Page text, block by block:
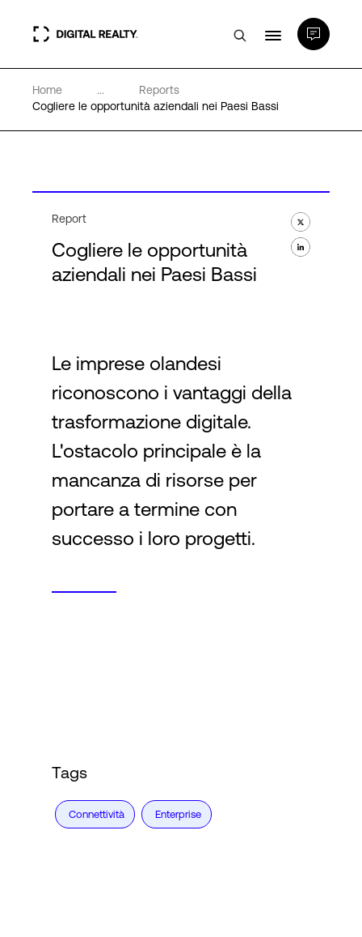
Data center
Competenze e Risorse
Language
Accesso
Home ...
Reports
Cogliere le opportunità aziendali nei Paesi Bassi
Report
Cogliere le opportunità
aziendali nei Paesi Bassi
Le imprese olandesi
riconoscono i vantaggi della
trasformazione digitale.
L'ostacolo principale è la
mancanza di risorse per
portare a termine con
successo i loro progetti.
Tags
Connettività Enterprise